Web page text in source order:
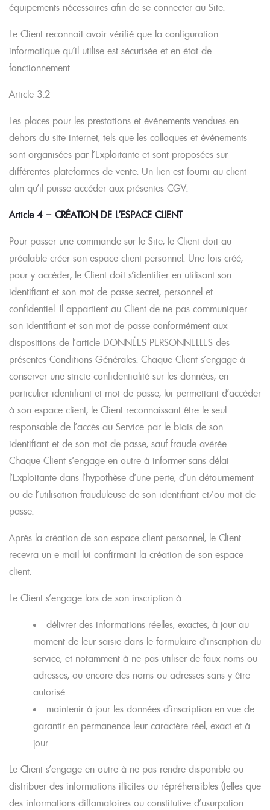
équipements nécessaires afin de se connecter au Site.
Le Client reconnait avoir vérifié que la configuration
informatique qu’il utilise est sécurisée et en état de
fonctionnement.
Article 3.2
Les places pour les prestations et événements vendues en
dehors du site internet, tels que les colloques et événements
sont organisées par l’Exploitante et sont proposées sur
différentes plateformes de vente. Un lien est fourni au client
afin qu’il puisse accéder aux présentes CGV.
Article 4 – CRÉATION DE L’ESPACE CLIENT
Pour passer une commande sur le Site, le Client doit au
préalable créer son espace client personnel. Une fois créé,
pour y accéder, le Client doit s’identifier en utilisant son
identifiant et son mot de passe secret, personnel et
confidentiel. Il appartient au Client de ne pas communiquer
son identifiant et son mot de passe conformément aux
dispositions de l’article DONNÉES PERSONNELLES des
présentes Conditions Générales. Chaque Client s’engage à
conserver une stricte confidentialité sur les données, en
particulier identifiant et mot de passe, lui permettant d’accéder
à son espace client, le Client reconnaissant être le seul
responsable de l’accès au Service par le biais de son
identifiant et de son mot de passe, sauf fraude avérée.
Chaque Client s’engage en outre à informer sans délai
l’Exploitante dans l’hypothèse d’une perte, d’un détournement
ou de l’utilisation frauduleuse de son identifiant et/ou mot de
passe.
Après la création de son espace client personnel, le Client
recevra un e-mail lui confirmant la création de son espace
client.
Le Client s’engage lors de son inscription à :
délivrer des informations réelles, exactes, à jour au
moment de leur saisie dans le formulaire d’inscription du
service, et notamment à ne pas utiliser de faux noms ou
adresses, ou encore des noms ou adresses sans y être
autorisé.
maintenir à jour les données d’inscription en vue de
garantir en permanence leur caractère réel, exact et à
jour.
Le Client s’engage en outre à ne pas rendre disponible ou
distribuer des informations illicites ou répréhensibles (telles que
des informations diffamatoires ou constitutive d’usurpation